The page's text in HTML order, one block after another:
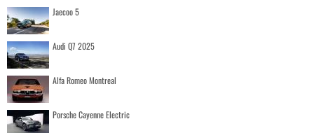
Jaecoo 5
Audi Q7 2025
Alfa Romeo Montreal
Porsche Cayenne Electric